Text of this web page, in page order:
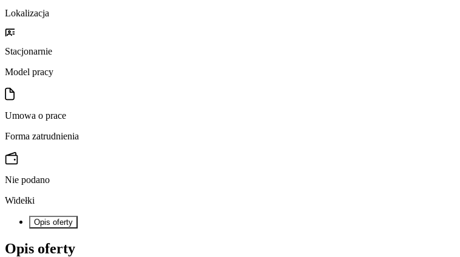
Lokalizacja
Stacjonarnie
Model pracy
Umowa o prace
Forma zatrudnienia
Nie podano
Widełki
Opis oferty
Opis oferty